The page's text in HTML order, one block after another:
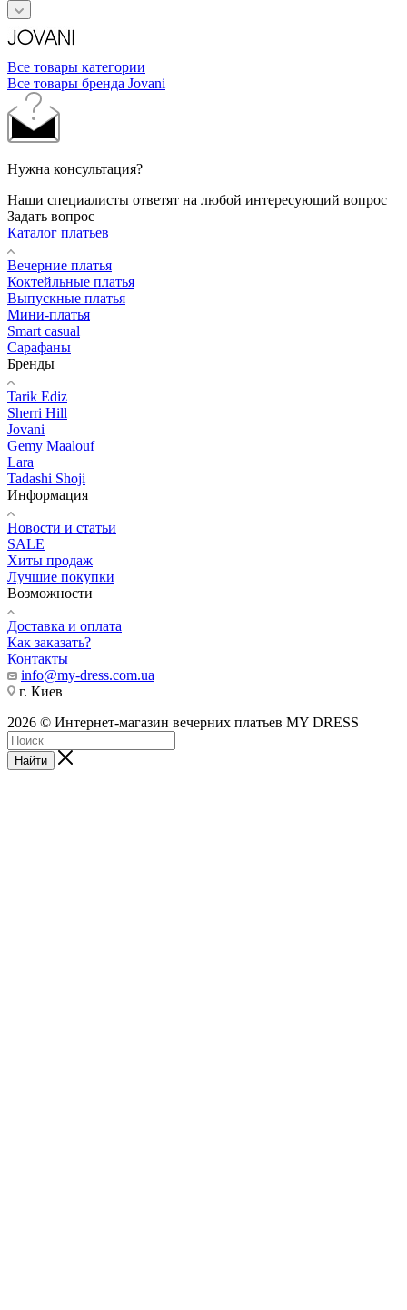
Все товары категории
Все товары бренда Jovani
Нужна консультация?
Наши специалисты ответят на любой интересующий вопрос
Задать вопрос
Каталог платьев
Вечерние платья
Коктейльные платья
Выпускные платья
Мини-платья
Smart casual
Сарафаны
Бренды
Tarik Ediz
Sherri Hill
Jovani
Gemy Maalouf
Lara
Tadashi Shoji
Информация
Новости и статьи
SALE
Хиты продаж
Лучшие покупки
Возможности
Доставка и оплата
Как заказать?
Контакты
info@my-dress.com.ua
г. Киев
2026 © Интернет-магазин вечерних платьев MY DRESS
Найти